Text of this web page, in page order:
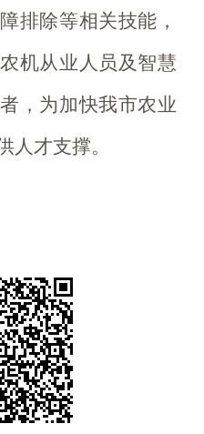
排除等相关技能，
机从业人员及智慧
，为加快我市农业
人才支撑。